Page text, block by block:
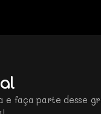
e faça parte desse